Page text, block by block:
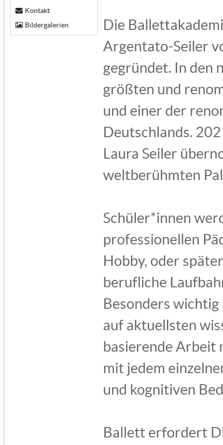
Kontakt
Bildergalerien
Die
Argentato-Seiler
gegründet. In den
größten und
und einer der
Deutschlands.
Laura Seiler
weltberühmten
Schüler*innen
professionellen
Hobby, oder
berufliche
Besonders
auf aktuellsten
basierende Arbeit
mit jedem
und kognitiven
Ballett erfordert